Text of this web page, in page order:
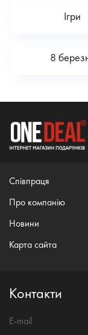
Ігри
8
Співпраця
Про компанію
Новини
Карта сайта
Контакти
E-mail